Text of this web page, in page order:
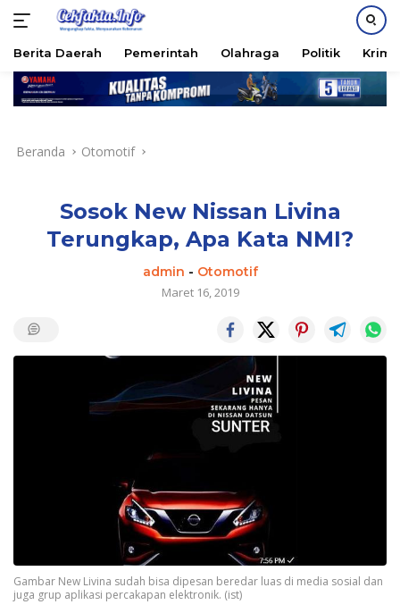
Langsung
Berita Daerah Pemerintah Olahraga Politik
Beranda Otomotif
Sosok New Nissan Livina
Terungkap, Apa Kata NMI?
admin - Otomotif
Maret 16, 2019
Gambar New Livina sudah bisa dipesan beredar luas di media sosial dan
juga grup aplikasi percakapan elektronik. (ist)